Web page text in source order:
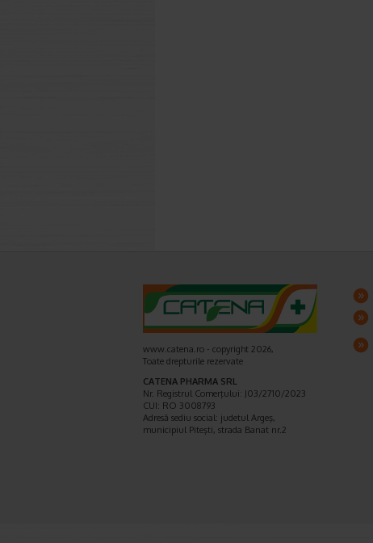
www.catena.ro - copyright 2026,
Toate drepturile rezervate
CATENA PHARMA SRL
Nr. Registrul Comerţului: J03/2710/2023
CUI: RO 3008793
Adresă sediu social: judetul Argeş,
municipiul Piteşti, strada Banat nr.2